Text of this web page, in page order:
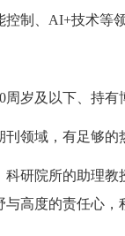
制、AI+技术等
岁及以下、持有
领域，有足够的
科研院所的助理
高度的责任心，